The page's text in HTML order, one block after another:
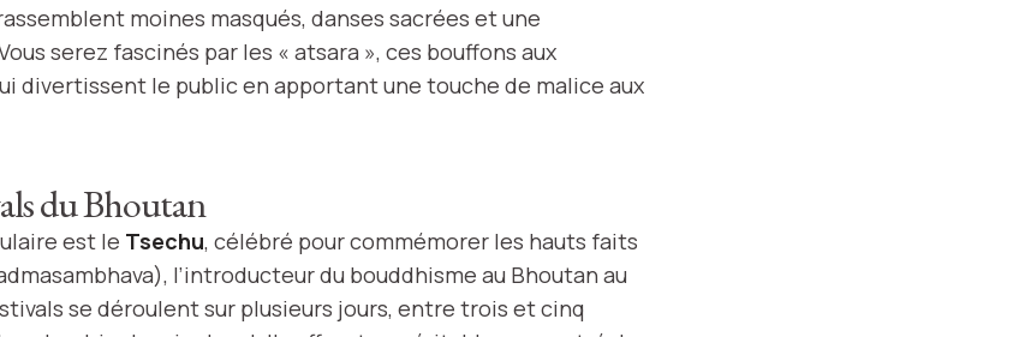
moines masqués, danses sacrées et une
serez fascinés par les « atsara », ces bouffons aux
divertissent le public en apportant une touche de malice aux
du Bhoutan
est le Tsechu, célébré pour commémorer les hauts faits
l’introducteur du bouddhisme au Bhoutan au
se déroulent sur plusieurs jours, entre trois et cinq